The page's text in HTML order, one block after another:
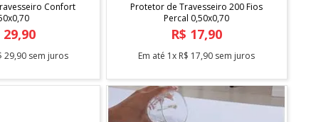
Confort
29,90
29,90 sem juros
Protetor de Travesseiro 200 Fios
Percal 0,50x0,70
R$ 17,90
Em até 1x R$ 17,90 sem juros